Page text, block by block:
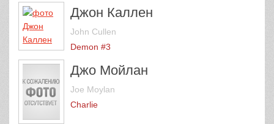
Джон Каллен
John Cullen
Demon #3
Джо Мойлан
Joe Moylan
Charlie